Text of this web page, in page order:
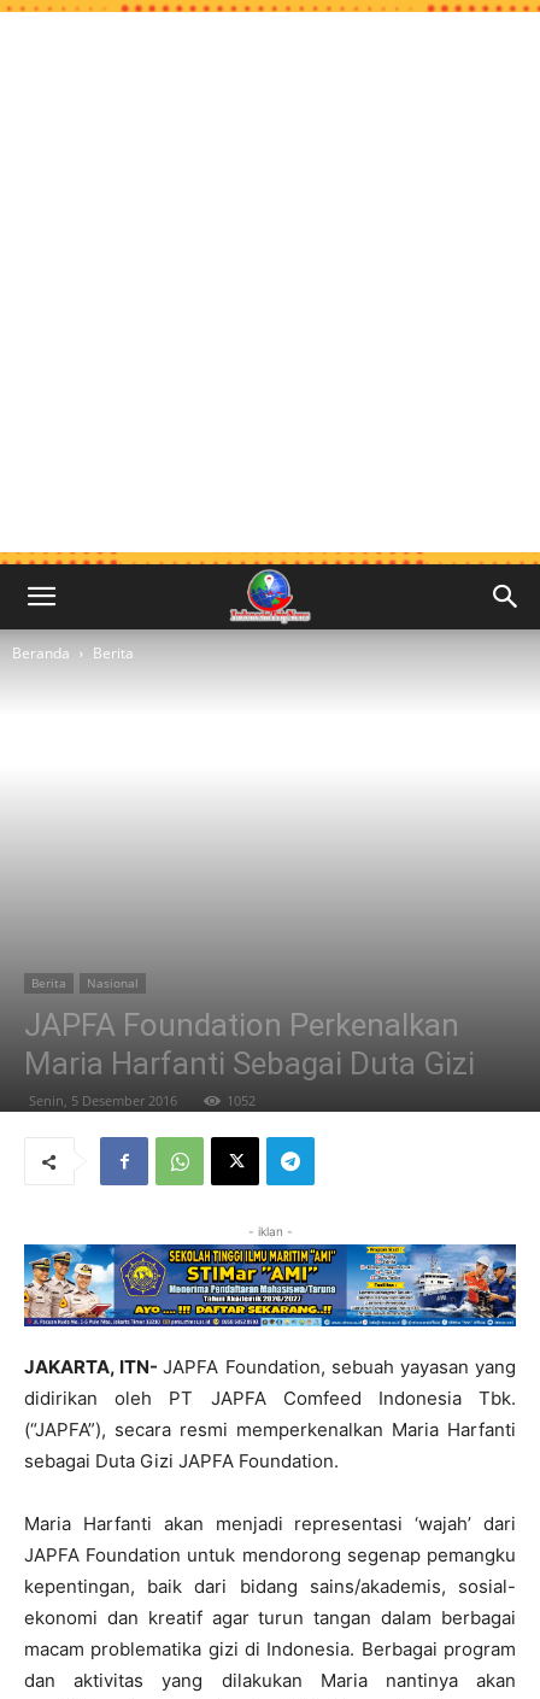
Beranda Berita
Berita Nasional
JAPFA Foundation Perkenalkan
Maria Harfanti Sebagai Duta Gizi
Senin, 5 Desember 2016 1052
- iklan -
JAKARTA, ITN-JAPFA Foundation, sebuah yayasan yang
didirikan oleh PT JAPFA Comfeed Indonesia Tbk.
(“JAPFA”), secara resmi memperkenalkan Maria Harfanti
sebagai Duta Gizi JAPFA Foundation.
Maria Harfanti akan menjadi representasi ‘wajah’ dari
JAPFA Foundation untuk mendorong segenap pemangku
kepentingan, baik dari bidang sains/akademis, sosial-
ekonomi dan kreatif agar turun tangan dalam berbagai
macam problematika gizi di Indonesia. Berbagai program
dan aktivitas yang dilakukan Maria nantinya akan